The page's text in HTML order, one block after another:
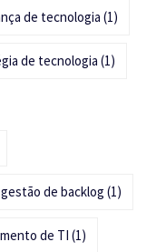
de tecnologia (1)
de tecnologia (1)
gestão de backlog (1)
de TI (1)